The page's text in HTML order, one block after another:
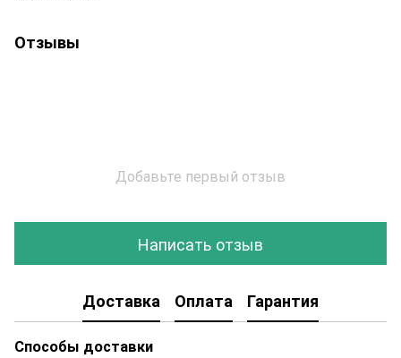
Отзывы
Добавьте первый отзыв
Написать отзыв
Доставка Оплата Гарантия
Способы доставки